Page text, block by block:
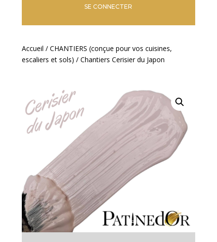
SE CONNECTER
Accueil / CHANTIERS (conçue pour vos cuisines,
escaliers et sols) / Chantiers Cerisier du Japon